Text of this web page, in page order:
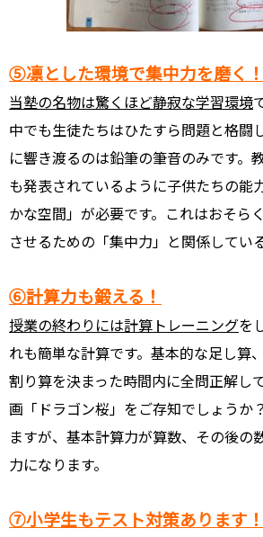
⑤凛とした環境で集中力を磨く！
当塾の名物は驚くほど静寂な学習環境
中でも生徒たちはひたすら問題と格闘
に響き渡るのは鉛筆の筆音のみです。
も発表されているように子供たちの能
かな空間」が必要です。これはおそら
させるための「集中力」と関係してい
⑥計算力も鍛える！
授業の終わりには計算トレーニングを
れも簡単な計算です。基本的な足し算
割り算を決まった時間内に全問正解し
画「ドラゴン桜」をご存知でしょうか
ますが、基本計算力が算数、その後の
力になります。
⑦小学生もテスト対策あります！